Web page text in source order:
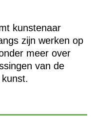
kunstenaar
zijn werken op
meer over
van de